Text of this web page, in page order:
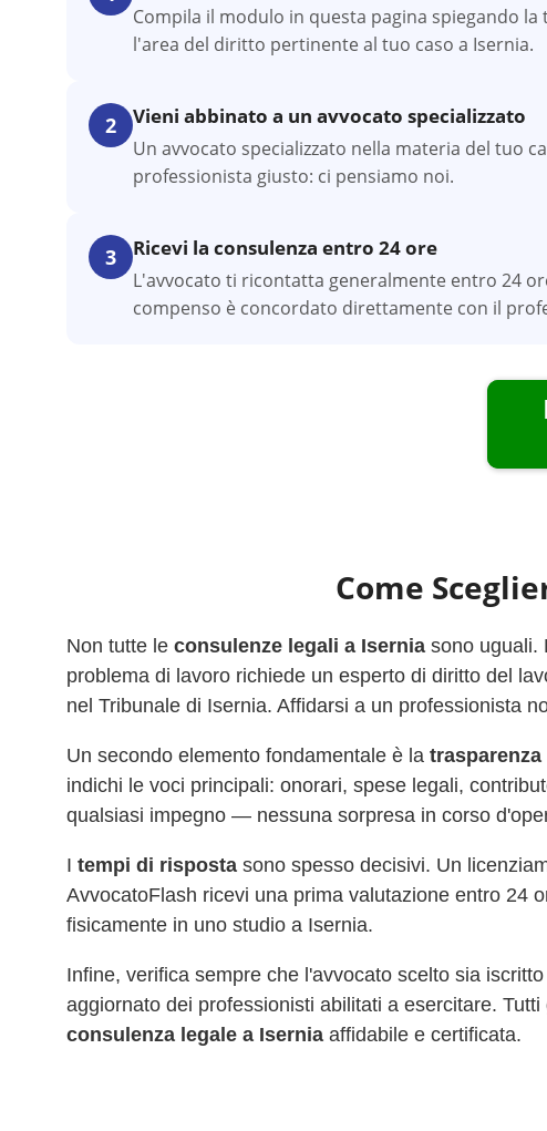
Compila il modulo in questa pagina spiegando
l'area del diritto pertinente al tuo caso a Isernia.
2 Vieni abbinato a un avvocato specializzato
Un avvocato specializzato nella materia del tuo
professionista giusto: ci pensiamo noi.
3 Ricevi la consulenza entro 24 ore
L'avvocato ti ricontatta generalmente entro 24
compenso è concordato direttamente con il
Come
Non tutte le consulenze legali a Isernia sono uguali.
problema di lavoro richiede un esperto di diritto del
nel Tribunale di Isernia. Affidarsi a un professionista
Un secondo elemento fondamentale è la
indichi le voci principali: onorari, spese legali,
qualsiasi impegno — nessuna sorpresa in corso
I tempi di risposta sono spesso decisivi. Un
AvvocatoFlash ricevi una prima valutazione entro 24
fisicamente in uno studio a Isernia.
Infine, verifica sempre che l'avvocato scelto sia
aggiornato dei professionisti abilitati a esercitare.
consulenza legale a Isernia affidabile e certificata.